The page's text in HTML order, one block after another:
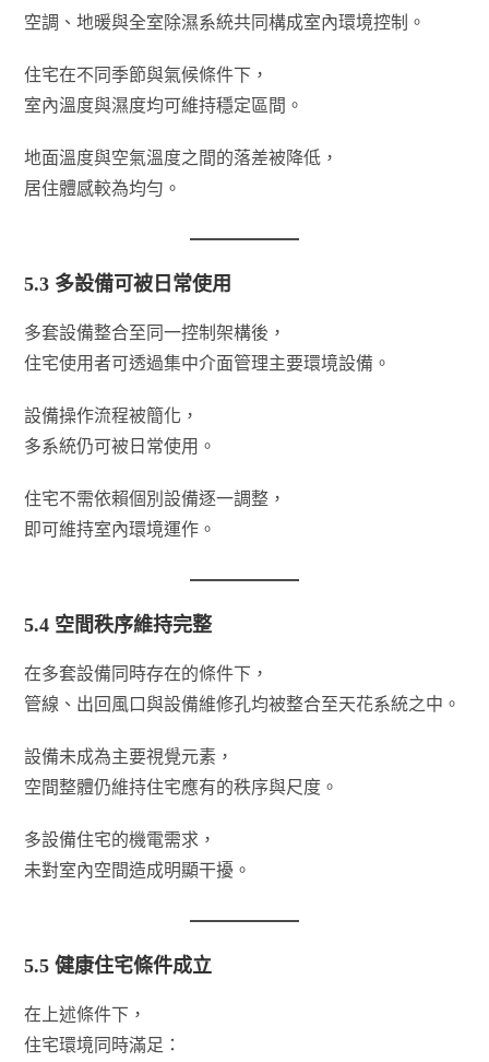
空調、地暖與全室除濕系統共同構成室內環境控制。
住宅在不同季節與氣候條件下，
室內溫度與濕度均可維持穩定區間。
地面溫度與空氣溫度之間的落差被降低，
居住體感較為均勻。
5.3 多設備可被日常使用
多套設備整合至同一控制架構後，
住宅使用者可透過集中介面管理主要環境設備。
設備操作流程被簡化，
多系統仍可被日常使用。
住宅不需依賴個別設備逐一調整，
即可維持室內環境運作。
5.4 空間秩序維持完整
在多套設備同時存在的條件下，
管線、出回風口與設備維修孔均被整合至天花系統之中。
設備未成為主要視覺元素，
空間整體仍維持住宅應有的秩序與尺度。
多設備住宅的機電需求，
未對室內空間造成明顯干擾。
5.5 健康住宅條件成立
在上述條件下，
住宅環境同時滿足：